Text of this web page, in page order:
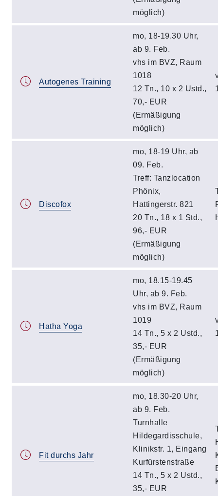
möglich)
Autogenes Training
mo, 18-19.30 Uhr,
ab 9. Feb.
vhs im BVZ, Raum
1018
12 Tn., 10 x 2 Ustd.,
70,- EUR
(Ermäßigung
möglich)
Discofox
mo, 18-19 Uhr, ab
09. Feb.
Treff: Tanzlocation
Phönix,
Hattingerstr. 821
20 Tn., 18 x 1 Std.,
96,- EUR
(Ermäßigung
möglich)
Hatha Yoga
mo, 18.15-19.45
Uhr, ab 9. Feb.
vhs im BVZ, Raum
1019
14 Tn., 5 x 2 Ustd.,
35,- EUR
(Ermäßigung
möglich)
Fit durchs Jahr
mo, 18.30-20 Uhr,
ab 9. Feb.
Turnhalle
Hildegardisschule,
Klinikstr. 1, Eingang
Kurfürstenstraße
14 Tn., 5 x 2 Ustd.,
35,- EUR